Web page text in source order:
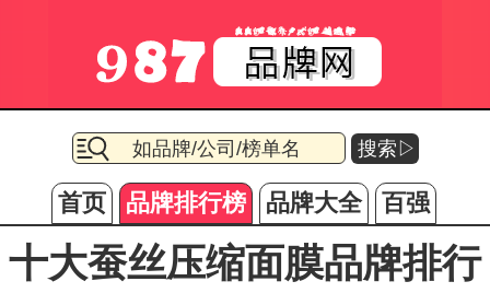
搜索▷
首页 品牌排行榜 品牌大全 百强
十大蚕丝压缩面膜品牌排行